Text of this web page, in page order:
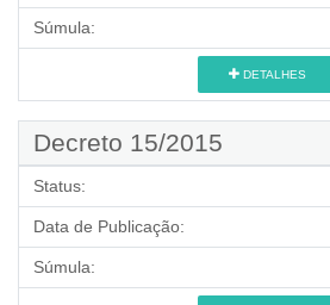
Súmula:
DETALHES
Decreto 15/2015
Status:
Data de Publicação:
Súmula: